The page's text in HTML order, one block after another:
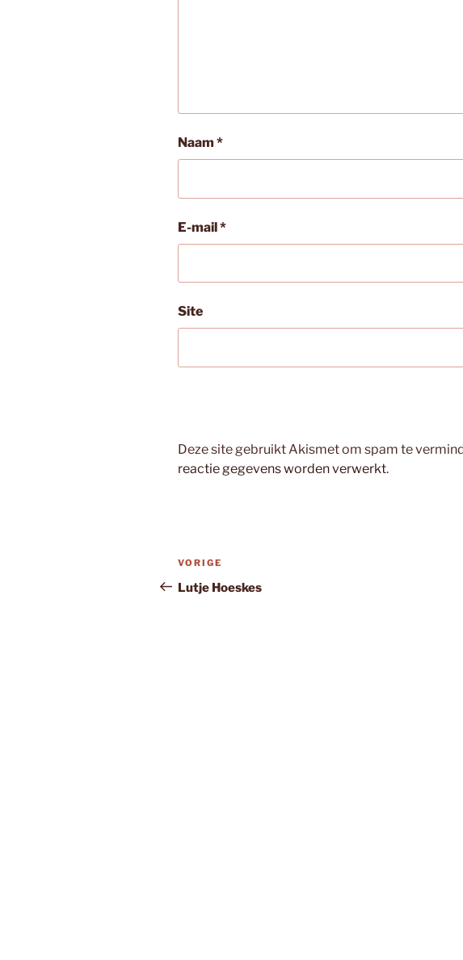
Naam *
E-mail*
Site
Deze site gebruikt Akismet om spam te
reactie gegevens worden verwerkt.
Bericht
navigatie
Vorig
bericht
VORIGE
Lutje Hoeskes